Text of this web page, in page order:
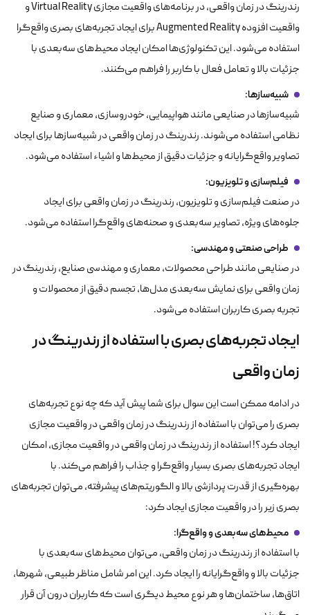
رندرینگ در زمان واقعی، در برنامه‌های واقعیت مجازی Virtual Reality و
واقعیت افزوده Augmented Reality برای ایجاد تجربه‌های بصری واقع‌گرا
استفاده می‌شود. این تکنولوژی‌ها امکان ایجاد محیط‌های سه‌بعدی با
جزئیات بالا و تعامل فعال با کاربر را فراهم می‌کنند.
شبیه‌سازها:
شبیه‌سازها در صنایعی مانند هواپیمایی، خودروسازی، معماری و صنایع
نظامی استفاده می‌شوند. رندرینگ در زمان واقعی در شبیه‌سازها برای ایجاد
تصاویر واقع‌گرایانه و جزئیات دقیق از محیط‌ها و اشیاء استفاده می‌شود.
فیلم‌سازی و تلویزیون:
در صنعت فیلم‌سازی و تلویزیون، رندرینگ در زمان واقعی برای ایجاد
جلوه‌های ویژه، تصاویر سه‌بعدی و صحنه‌های واقع‌گرا استفاده می‌شود.
طراحی صنعتی و مهندسی:
در صنایعی مانند طراحی محصولات، معماری و مهندسی صنایع، رندرینگ در
زمان واقعی برای نمایش سه‌بعدی مدل‌ها، تجسم دقیق از محصولات و
تجربه بصری کاربران استفاده می‌شود.
ایجاد تجربه‌های بصری با استفاده از رندرینگ در
زمان واقعی
در ادامه ممکن است این سوال برای شما پیش آید که چه نوع تجربه‌های
بصری را می‌توان با استفاده از رندرینگ در زمان واقعی در واقعیت مجازی
ایجاد کرد؟! استفاده از رندرینگ در زمان واقعی در واقعیت مجازی، امکان
ایجاد تجربه‌های بصری بسیار واقع‌گرا و جذاب را فراهم می‌کند. با
بهره‌گیری از قدرت پردازشی بالا و الگوریتم‌های پیشرفته، می‌توان تجربه‌های
بصری زیر را در واقعیت مجازی ایجاد کرد:
محیط‌های سه‌بعدی و واقع‌گرا:
با استفاده از رندرینگ در زمان واقعی، می‌توان محیط‌های سه‌بعدی با
جزئیات بالا و واقع‌گرایانه را ایجاد کرد. این امر شامل مناظر طبیعی، شهرها،
اتاق‌ها، ساختمان‌ها و هر نوع محیط دیگری است که کاربران درون آن قرار